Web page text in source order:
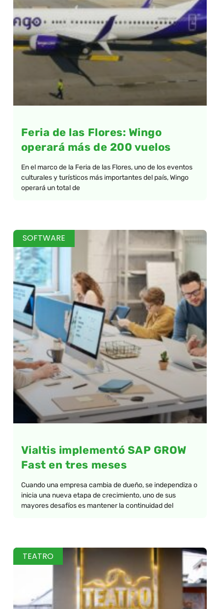
Feria de las Flores: Wingo
operará más de 200 vuelos
En el marco de la Feria de las Flores, uno de los eventos
culturales y turísticos más importantes del país, Wingo
operará un total de
SOFTWARE
Vialtis implementó SAP GROW
Fast en tres meses
Cuando una empresa cambia de dueño, se independiza o
inicia una nueva etapa de crecimiento, uno de sus
mayores desafíos es mantener la continuidad del
TEATRO